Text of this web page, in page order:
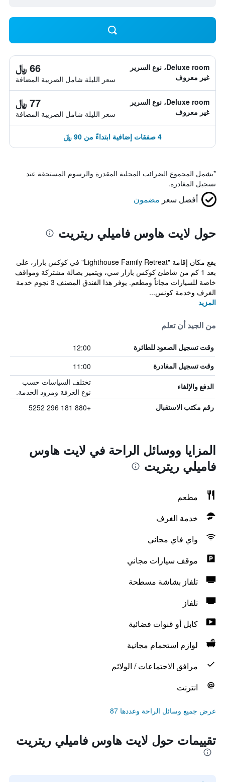
Deluxe room، نوع السرير
غير معروف
66 ﷼
سعر الليلة شامل الصريبة المضافة
Deluxe room، نوع السرير
غير معروف
77 ﷼
سعر الليلة شامل الصريبة المضافة
4 صفقات إضافية ابتداءً من 90 ﷼
*يشمل المجموع الضرائب المحلية المقدرة والرسوم المستحقة عند
تسجيل المغادرة.
أفضل سعر مضمون
حول لايت هاوس فاميلي ريتريت
يقع مكان إقامة "Lighthouse Family Retreat" في كوكس بازار، على
بعد 1 كم من شاطئ كوكس بازار سي، ويتميز بصالة مشتركة ومواقف
خاصة للسيارات مجاناً ومطعم. يوفر هذا الفندق المصنف 3 نجوم خدمة
الغرف وخدمة كونس...
المزيد
من الجيد أن تعلم
وقت تسجيل الصعود للطائرة 12:00
وقت تسجيل المغادرة 11:00
الدفع والإلغاء
تختلف السياسات حسب
نوع الغرفة ومزود الخدمة.
رقم مكتب الاستقبال +880 181 296 5252
المزايا ووسائل الراحة في لايت هاوس
فاميلي ريتريت
مطعم
خدمة الغرف
واي فاي مجاني
موقف سيارات مجاني
تلفاز بشاشة مسطحة
تلفاز
كابل أو قنوات فضائية
لوازم استحمام مجانية
مرافق الاجتماعات / الولائم
انترنت
عرض جميع وسائل الراحة وعددها 87
تقييمات حول لايت هاوس فاميلي ريتريت